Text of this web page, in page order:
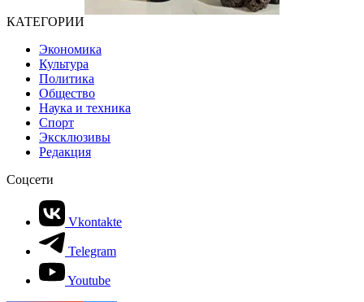
КАТЕГОРИИ
Экономика
Культура
Политика
Общество
Наука и техника
Спорт
Эксклюзивы
Редакция
Соцсети
Vkontakte
Telegram
Youtube